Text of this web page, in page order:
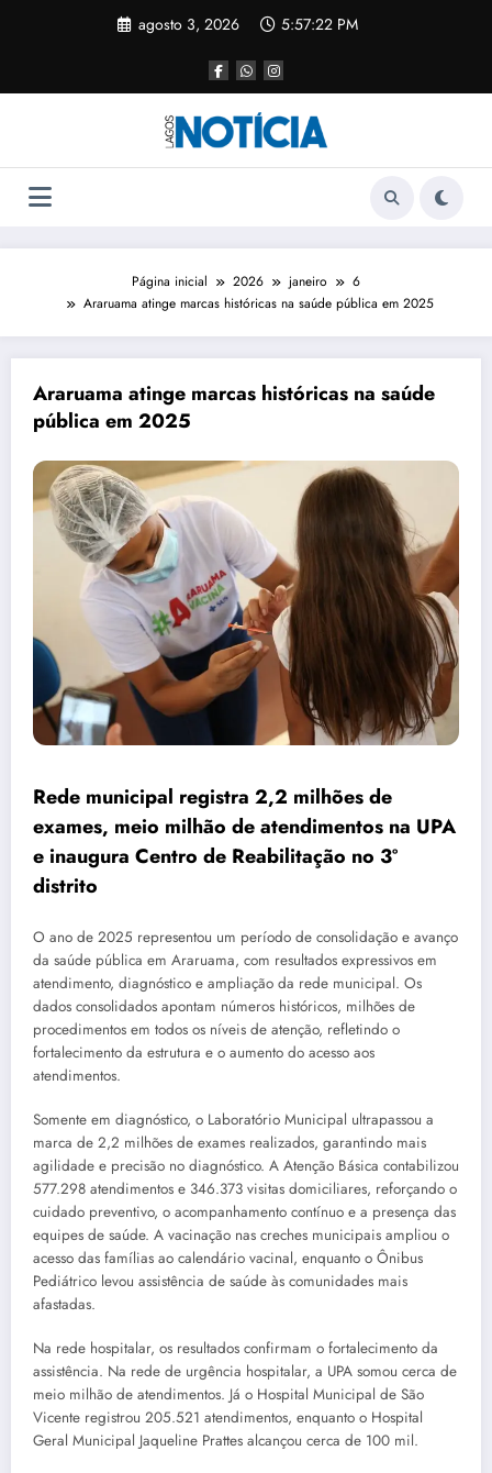
agosto 3, 2026 5:57:22 PM
Página inicial 2026 janeiro
6
Araruama atinge marcas históricas na saúde pública em 2025
Araruama atinge marcas históricas na saúde
pública em 2025
Rede municipal registra 2,2 milhões de
exames, meio milhão de atendimentos na UPA
e inaugura Centro de Reabilitação no 3º
distrito
O ano de 2025 representou um período de consolidação e avanço
da saúde pública em Araruama, com resultados expressivos em
atendimento, diagnóstico e ampliação da rede municipal. Os
dados consolidados apontam números históricos, milhões de
procedimentos em todos os níveis de atenção, refletindo o
fortalecimento da estrutura e o aumento do acesso aos
atendimentos.
Somente em diagnóstico, o Laboratório Municipal ultrapassou a
marca de 2,2 milhões de exames realizados, garantindo mais
agilidade e precisão no diagnóstico. A Atenção Básica contabilizou
577.298 atendimentos e 346.373 visitas domiciliares, reforçando o
cuidado preventivo, o acompanhamento contínuo e a presença das
equipes de saúde. A vacinação nas creches municipais ampliou o
acesso das famílias ao calendário vacinal, enquanto o Ônibus
Pediátrico levou assistência de saúde às comunidades mais
afastadas.
Na rede hospitalar, os resultados confirmam o fortalecimento da
assistência. Na rede de urgência hospitalar, a UPA somou cerca de
meio milhão de atendimentos. Já o Hospital Municipal de São
Vicente registrou 205.521 atendimentos, enquanto o Hospital
Geral Municipal Jaqueline Prattes alcançou cerca de 100 mil.